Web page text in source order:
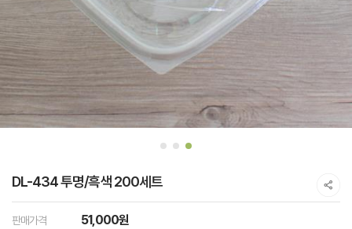
DL-434 투명/흑색 200세트
판매가격 51,000원